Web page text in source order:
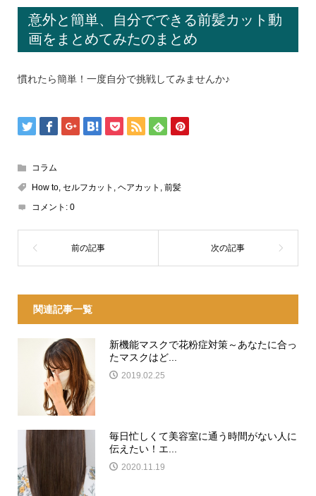
意外と簡単、自分でできる前髪カット動
画をまとめてみたのまとめ
慣れたら簡単！一度自分で挑戦してみませんか♪
コラム
How to, セルフカット , ヘアカット , 前髪
コメント: 0
関連記事一覧
新機能マスクで花粉症対策～あなたに合っ
たマスクはど...
2019.02.25
毎日忙しくて美容室に通う時間がない人に
伝えたい！エ...
2020.11.19